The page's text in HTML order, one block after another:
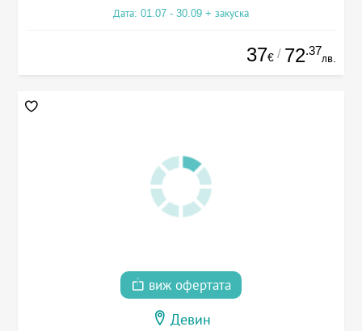
Дата: 01.07 - 30.09 + закуска
37€ / 72.37
лв.
виж офертата
Девин